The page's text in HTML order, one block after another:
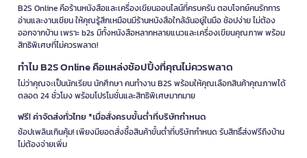
B2S Online คือร้านหนังสือและเครื่องเขียนออนไลน์ที่ครบครัน ตอบโจทย์คนรักการ
อ่านและงานเขียน ให้คุณรู้สึกเหมือนมีร้านหนังสือใกล้ฉันอยู่ในมือ ช้อปง่าย ไม่ต้อง
ออกจากบ้าน เพราะ b2s มีทั้งหนังสือหลากหลายแนวและเครื่องเขียนคุณภาพ พร้อม
สิทธิพิเศษที่ไม่ควรพลาด!
ทำไม B2S Online คือแหล่งช้อปปิ้งที่คุณไม่ควรพลาด
ไม่ว่าคุณจะเป็นนักเรียน นักศึกษา คนทำงาน B2S พร้อมให้คุณเลือกสินค้าคุณภาพได้
ตลอด 24 ชั่วโมง พร้อมโปรโมชั่นและสิทธิพิเศษมากมาย
ฟรี! ค่าจัดส่งทั่วไทย *เมื่อสั่งครบขั้นต่ำที่บริษัทกำหนด
ช้อปเพลินเกินคุ้ม! เพียงมียอดสั่งซื้อสินค้าขั้นต่ำที่บริษัทกำหนด รับสิทธิ์ส่งฟรีถึงบ้าน
ไม่ต้องจ่ายเพิ่ม